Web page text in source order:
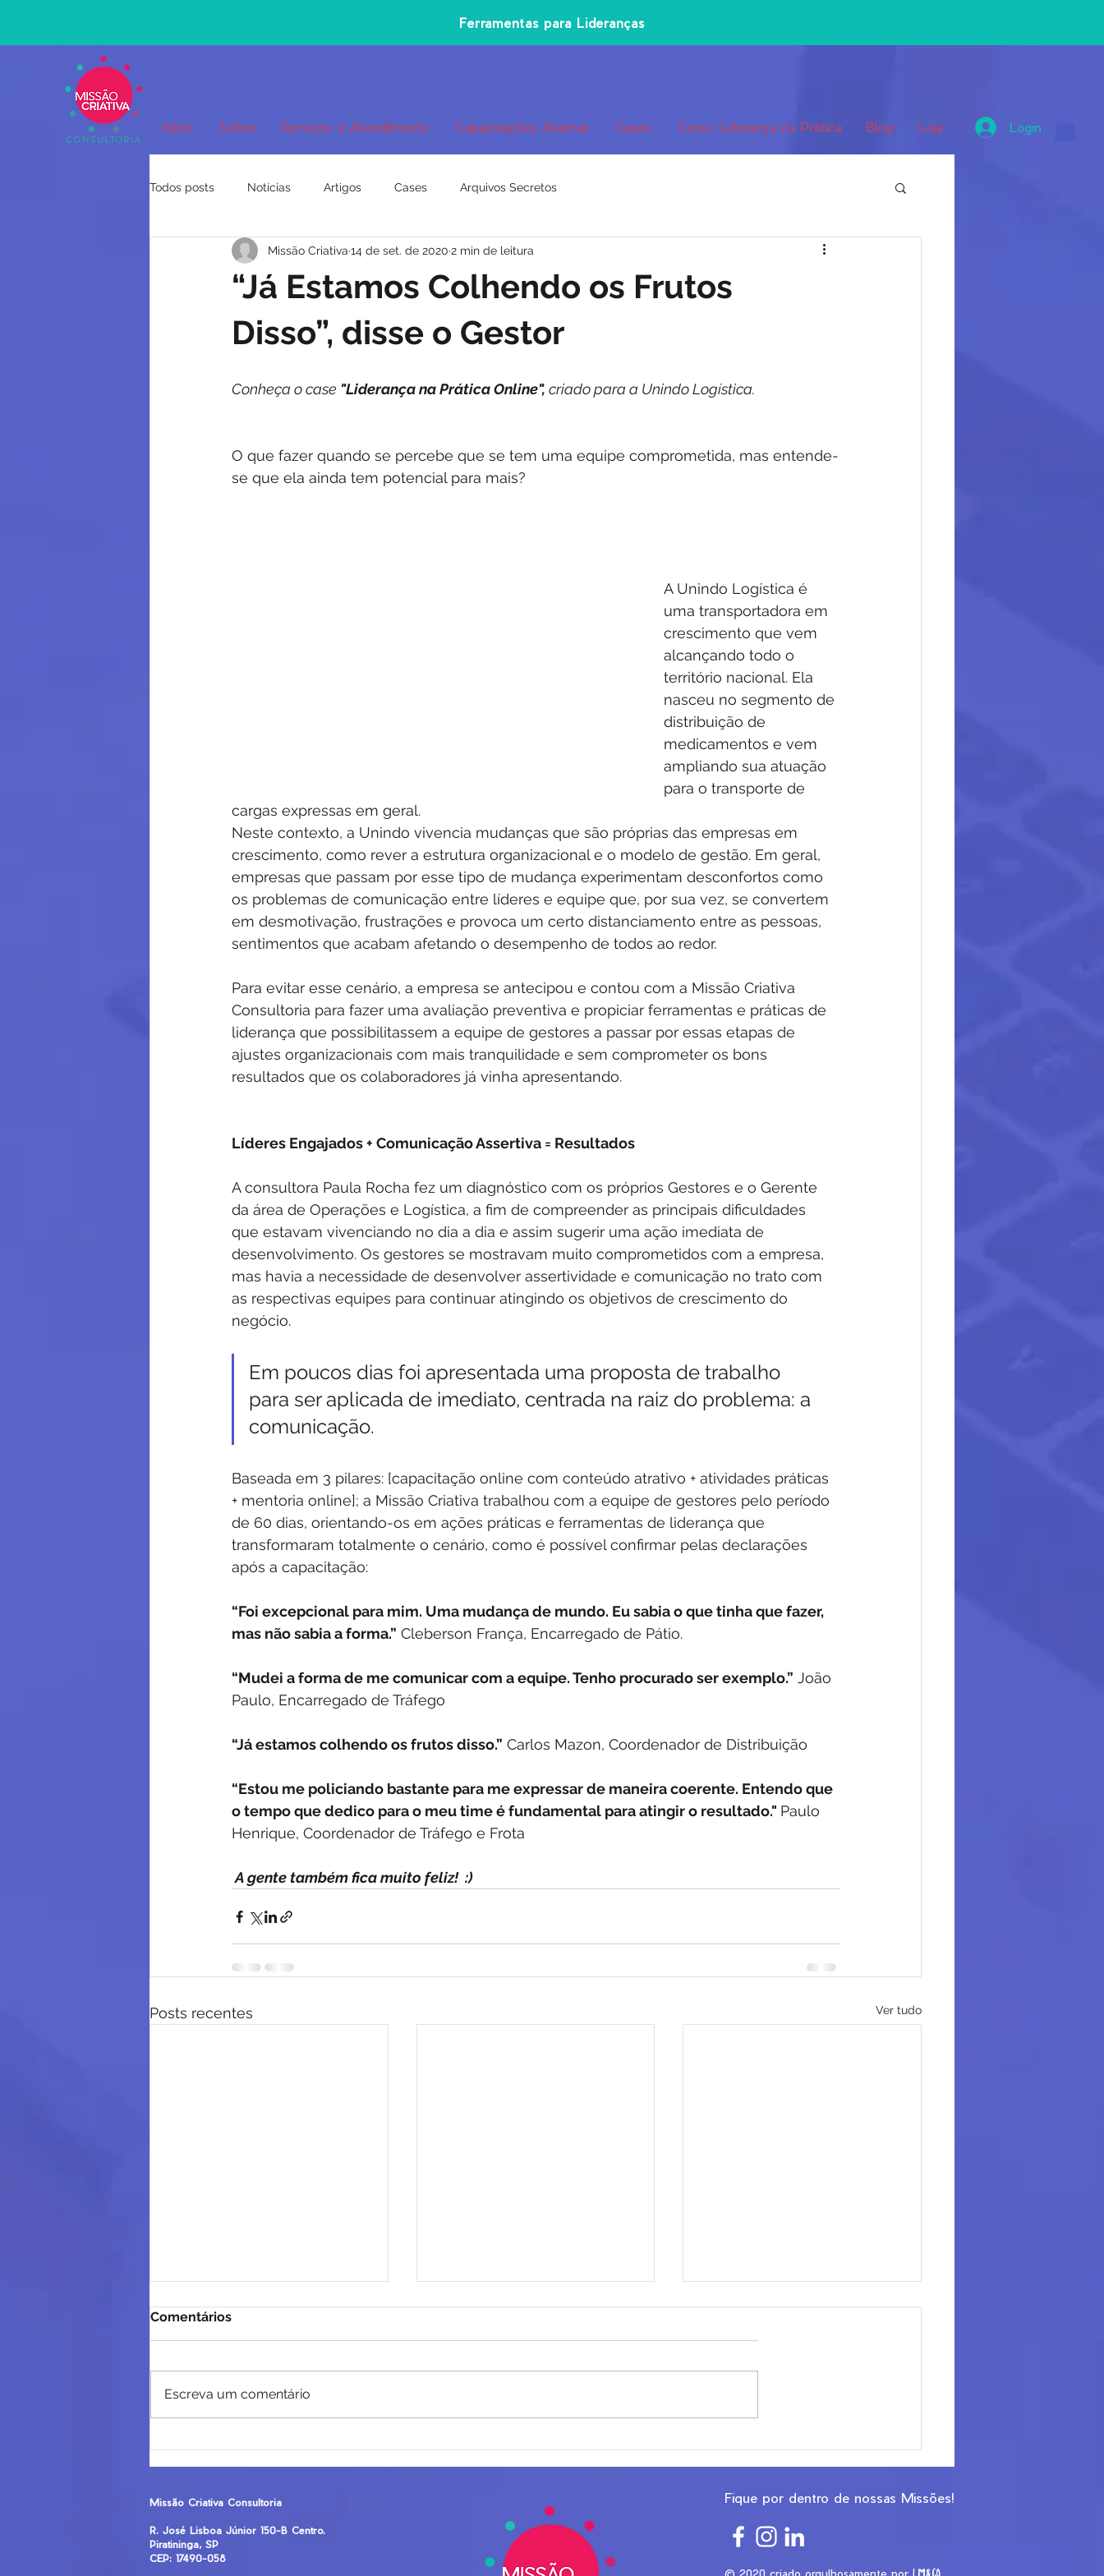
Ferramentas para Lideranças
Início Sobre Serviços e Atendimento Capacitações Abertas Cases Curso Liderança na Prática Blog Loja Login
Todos posts Notícias Artigos Cases Arquivos Secretos
“Já Estamos Colhendo os Frutos
Disso”, disse o Gestor
Missão Criativa 14 de set. de 2020 2 min de leitura
Conheça o case "Liderança na Prática Online", criado para a Unindo Logística.
O que fazer quando se percebe que se tem uma equipe comprometida, mas entende-
se que ela ainda tem potencial para mais?
A Unindo Logística é
uma transportadora em
crescimento que vem
alcançando todo o
território nacional. Ela
nasceu no segmento de
distribuição de
medicamentos e vem
ampliando sua atuação
para o transporte de
cargas expressas em geral.
Neste contexto, a Unindo vivencia mudanças que são próprias das empresas em
crescimento, como rever a estrutura organizacional e o modelo de gestão. Em geral,
empresas que passam por esse tipo de mudança experimentam desconfortos como
os problemas de comunicação entre líderes e equipe que, por sua vez, se convertem
em desmotivação, frustrações e provoca um certo distanciamento entre as pessoas,
sentimentos que acabam afetando o desempenho de todos ao redor.
Para evitar esse cenário, a empresa se antecipou e contou com a Missão Criativa
Consultoria para fazer uma avaliação preventiva e propiciar ferramentas e práticas de
liderança que possibilitassem a equipe de gestores a passar por essas etapas de
ajustes organizacionais com mais tranquilidade e sem comprometer os bons
resultados que os colaboradores já vinha apresentando.
Líderes Engajados + Comunicação Assertiva = Resultados
A consultora Paula Rocha fez um diagnóstico com os próprios Gestores e o Gerente
da área de Operações e Logística, a fim de compreender as principais dificuldades
que estavam vivenciando no dia a dia e assim sugerir uma ação imediata de
desenvolvimento. Os gestores se mostravam muito comprometidos com a empresa,
mas havia a necessidade de desenvolver assertividade e comunicação no trato com
as respectivas equipes para continuar atingindo os objetivos de crescimento do
negócio.
Em poucos dias foi apresentada uma proposta de trabalho
para ser aplicada de imediato, centrada na raiz do problema: a
comunicação.
Baseada em 3 pilares: [capacitação online com conteúdo atrativo + atividades práticas
+ mentoria online]; a Missão Criativa trabalhou com a equipe de gestores pelo período
de 60 dias, orientando-os em ações práticas e ferramentas de liderança que
transformaram totalmente o cenário, como é possível confirmar pelas declarações
após a capacitação:
“Foi excepcional para mim. Uma mudança de mundo. Eu sabia o que tinha que fazer,
mas não sabia a forma.” Cleberson França, Encarregado de Pátio.
“Mudei a forma de me comunicar com a equipe. Tenho procurado ser exemplo.” João
Paulo, Encarregado de Tráfego
“Já estamos colhendo os frutos disso.” Carlos Mazon, Coordenador de Distribuição
“Estou me policiando bastante para me expressar de maneira coerente. Entendo que
o tempo que dedico para o meu time é fundamental para atingir o resultado." Paulo
Henrique, Coordenador de Tráfego e Frota
A gente também fica muito feliz!  :)
Posts recentes Ver tudo
Comentários
Escreva um comentário
Missão Criativa Consultoria
R. José Lisboa Júnior 150-B Centro.
Piratininga, SP
CEP: 17490-058
Fique por dentro de nossas Missões!
© 2020 criado orgulhosamente por